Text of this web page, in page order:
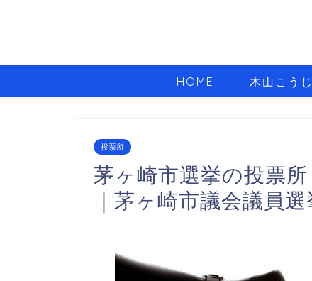
HOME 木山こう
投票所
茅ヶ崎市選挙の投票所
｜茅ヶ崎市議会議員